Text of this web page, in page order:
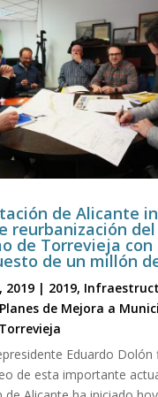
de Alicante
reurbanización del
de Torrevieja con
de un millón
2019 | 2019,
Planes de Mejora a
Torrevieja
Eduardo
de esta importante